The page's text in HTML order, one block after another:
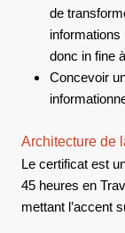
de
informations
donc in fine
Concevoir
Architecture de
Le certificat est
45 heures en
mettant l’accent